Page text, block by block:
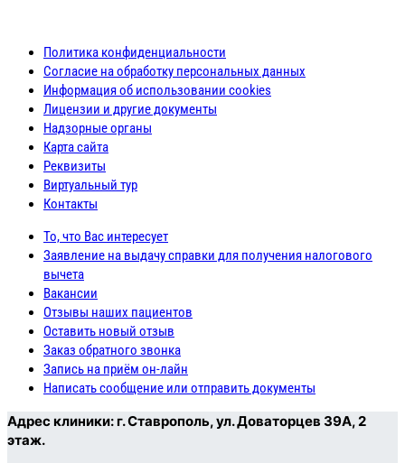
Политика конфиденциальности
Согласие на обработку персональных данных
Информация об использовании cookies
Лицензии и другие документы
Надзорные органы
Карта сайта
Реквизиты
Виртуальный тур
Контакты
То, что Вас интересует
Заявление на выдачу справки для получения налогового
вычета
Вакансии
Отзывы наших пациентов
Оставить новый отзыв
Заказ обратного звонка
Запись на приём он-лайн
Написать сообщение или отправить документы
Адрес клиники: г. Ставрополь, ул. Доваторцев 39А, 2
этаж.